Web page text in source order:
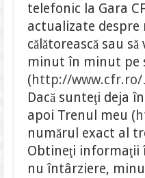
telefonic la Gara
actualizate despre
călătorească sau
minut în minut pe
(http://
Dacă sunteţi deja
apoi Trenul meu (
numărul exact al
Obtineţi informaţii
nu întârziere,